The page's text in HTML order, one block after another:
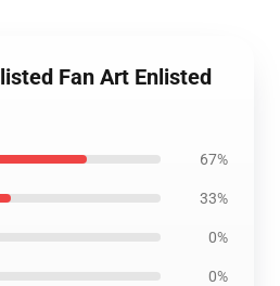
Fan Art Enlisted
67%
33%
0%
0%